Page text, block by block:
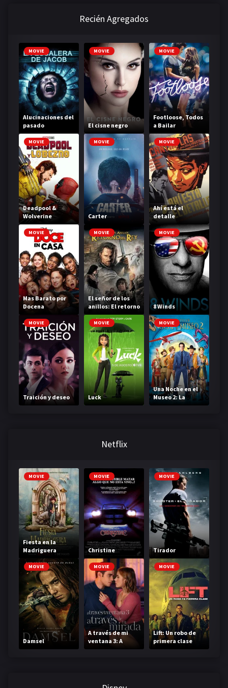
Recién Agregados
MOVIE
Alucinaciones del
pasado
MOVIE
El cisne negro
MOVIE
Footloose, Todos
a Bailar
MOVIE
Deadpool &
Wolverine
MOVIE
Carter
MOVIE
Ahí está el
detalle
MOVIE
Mas Barato por
Docena
MOVIE
El señor de los
anillos: El retorno
del rey
MOVIE
8 Winds
MOVIE
Traición y deseo
MOVIE
Luck
MOVIE
Una Noche en el
Museo 2: La
Batalla del
Netflix
MOVIE
Fiesta en la
Madriguera
MOVIE
Christine
MOVIE
Tirador
MOVIE
Damsel
MOVIE
A través de mi
ventana 3: A
través de tu
MOVIE
Lift: Un robo de
primera clase